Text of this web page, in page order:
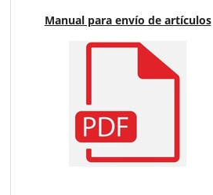
Manual para envío de artículos